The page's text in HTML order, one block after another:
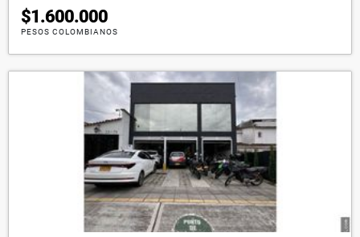
$1.600.000
PESOS COLOMBIANOS